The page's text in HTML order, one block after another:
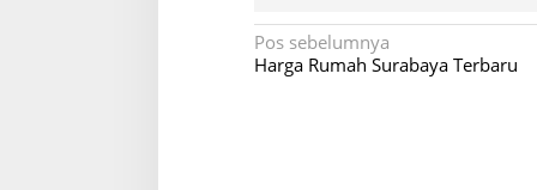
N
a
Pos sebelumnya
Harga Rumah Surabaya Terbaru